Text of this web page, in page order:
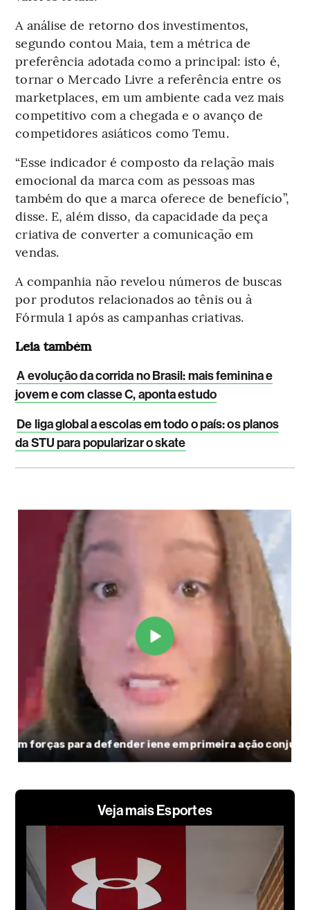
A análise de retorno dos investimentos,
segundo contou Maia, tem a métrica de
preferência adotada como a principal: isto é,
tornar o Mercado Livre a referência entre os
marketplaces, em um ambiente cada vez mais
competitivo com a chegada e o avanço de
competidores asiáticos como Temu.
“Esse indicador é composto da relação mais
emocional da marca com as pessoas mas
também do que a marca oferece de benefício”,
disse. E, além disso, da capacidade da peça
criativa de converter a comunicação em
vendas.
A companhia não revelou números de buscas
por produtos relacionados ao tênis ou à
Fórmula 1 após as campanhas criativas.
Leia também
A evolução da corrida no Brasil: mais feminina e
jovem e com classe C, aponta estudo
De liga global a escolas em todo o país: os planos
da STU para popularizar o skate
Veja mais Esportes